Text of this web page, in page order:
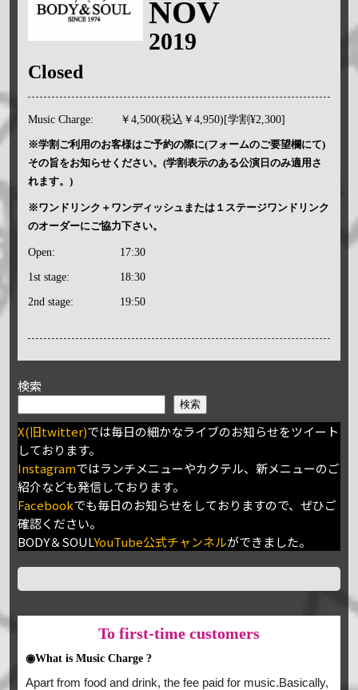
NOV
2019
Closed
Music Charge: ￥4,500(税込￥4,950)[学割¥2,300]
※学割ご利用のお客様はご予約の際に(フォームのご要望欄にて)
その旨をお知らせください。(学割表示のある公演日のみ適用さ
れます。)
※ワンドリンク＋ワンディッシュまたは１ステージワンドリンク
のオーダーにご協力下さい。
Open: 17:30
1st stage: 18:30
2nd stage: 19:50
検索
検索
X(旧twitter)では毎日の細かなライブのお知らせをツイート
しております。
Instagramではランチメニューやカクテル、新メニューのご
紹介なども発信しております。
Facebookでも毎日のお知らせをしておりますので、ぜひご
確認ください。
BODY＆SOULYouTube公式チャンネルができました。
To first-time customers
◉What is Music Charge ?
Apart from food and drink, the fee paid for music.Basically,